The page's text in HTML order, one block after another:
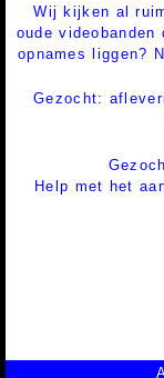
Wij kijken al
oude videobanden
opnames liggen?
Gezocht:
Help met het